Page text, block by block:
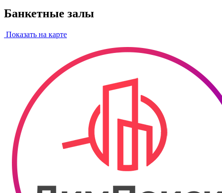
Банкетные залы
Показать на карте